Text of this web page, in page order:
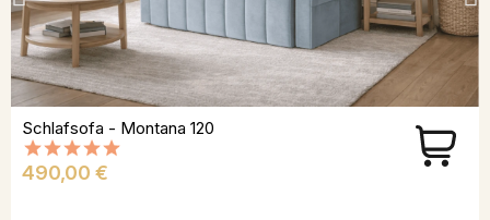
Schlafsofa - Montana 120
Preis
490,00 €